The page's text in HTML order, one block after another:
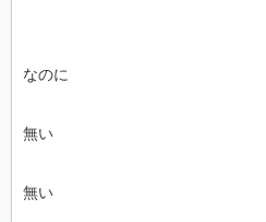
なのに
無い
無い